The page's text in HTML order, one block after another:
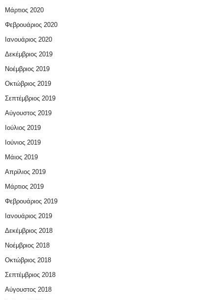
Μάρτιος 2020
Φεβρουάριος 2020
Ιανουάριος 2020
Δεκέμβριος 2019
Νοέμβριος 2019
Οκτώβριος 2019
Σεπτέμβριος 2019
Αύγουστος 2019
Ιούλιος 2019
Ιούνιος 2019
Μάιος 2019
Απρίλιος 2019
Μάρτιος 2019
Φεβρουάριος 2019
Ιανουάριος 2019
Δεκέμβριος 2018
Νοέμβριος 2018
Οκτώβριος 2018
Σεπτέμβριος 2018
Αύγουστος 2018